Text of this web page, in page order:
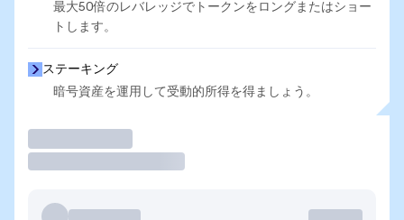
最大50倍のレバレッジでトークンをロングまたはショー
トします。
ステーキング
暗号資産を運用して受動的所得を得ましょう。